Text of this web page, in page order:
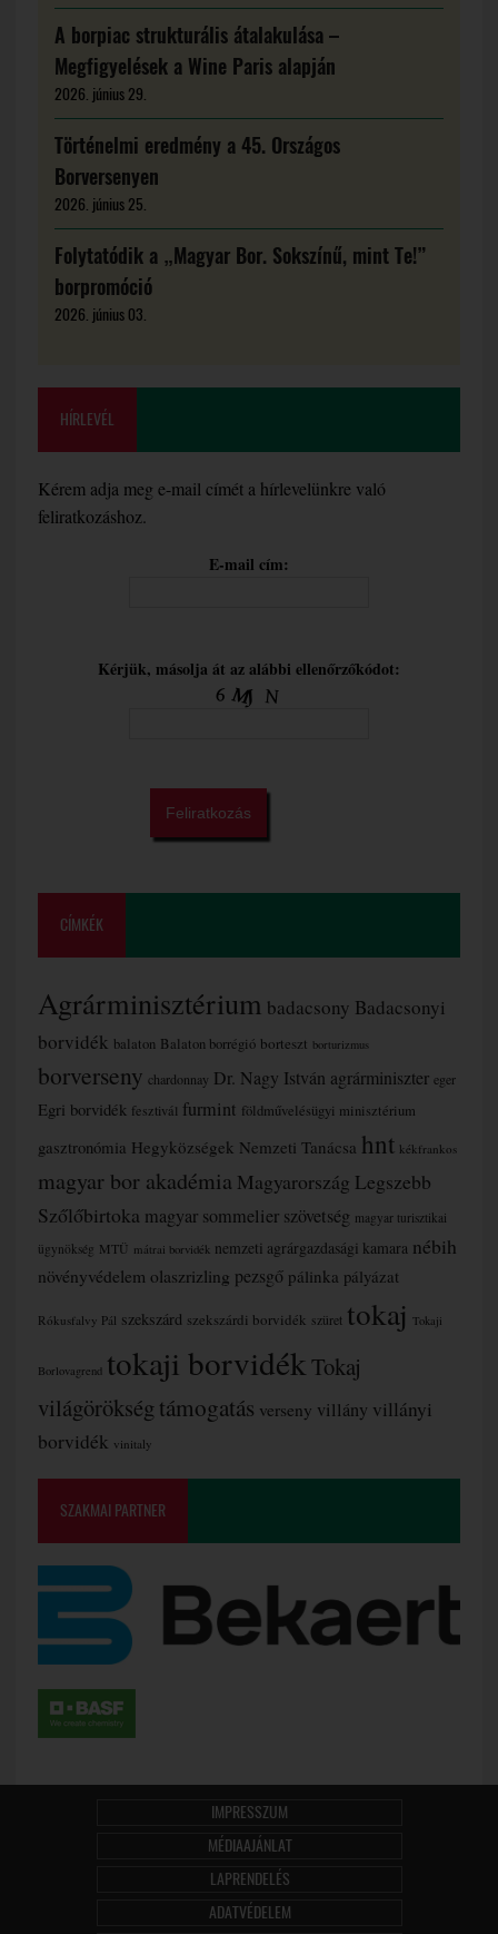
A borpiac strukturális átalakulása –
Megfigyelések a Wine Paris alapján
2026. június 29.
Történelmi eredmény a 45. Országos
Borversenyen
2026. június 25.
Folytatódik a „Magyar Bor. Sokszínű, mint Te!”
borpromóció
2026. június 03.
HÍRLEVÉL
Kérem adja meg e-mail címét a hírlevelünkre való
feliratkozáshoz.
E-mail cím:
Kérjük, másolja át az alábbi ellenőrzőkódot:
CÍMKÉK
Agrárminisztérium badacsony Badacsonyi
borvidék balaton Balaton borrégió borteszt borturizmus
borverseny chardonnay Dr. Nagy István agrárminiszter eger
Egri borvidék fesztivál furmint földművelésügyi minisztérium
gasztronómia Hegyközségek Nemzeti Tanácsa hnt kékfrankos
magyar bor akadémia Magyarország Legszebb
Szőlőbirtoka magyar sommelier szövetség magyar turisztikai
ügynökség MTÜ mátrai borvidék nemzeti agrárgazdasági kamara nébih
növényvédelem olaszrizling pezsgő pálinka pályázat
Rókusfalvy Pál szekszárd szekszárdi borvidék szüret tokaj Tokaji
Borlovagrend tokaji borvidékTokaj
világörökségtámogatás verseny villány villányi
borvidék vinitaly
SZAKMAI PARTNER
IMPRESSZUM
MÉDIAAJÁNLAT
LAPRENDELÉS
ADATVÉDELEM